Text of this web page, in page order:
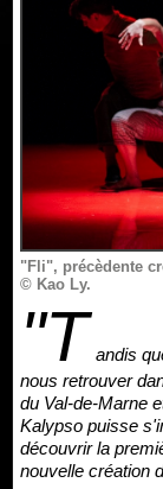
"Fli", précèdente
© Kao Ly.
"T andis
nous retrouver
du Val-de-Marne
Kalypso puisse
découvrir la
nouvelle création